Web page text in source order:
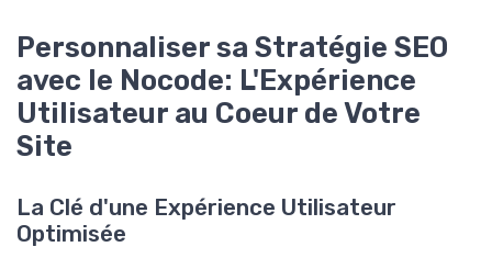
Personnaliser sa Stratégie SEO
avec le Nocode: L'Expérience
Utilisateur au Coeur de Votre
Site
La Clé d'une Expérience Utilisateur
Optimisée